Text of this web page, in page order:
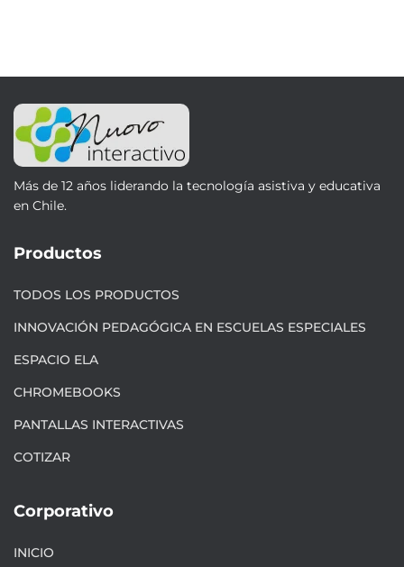
Más de 12 años liderando la tecnología asistiva y educativa
en Chile.
Productos
TODOS LOS PRODUCTOS
INNOVACIÓN PEDAGÓGICA EN ESCUELAS ESPECIALES
ESPACIO ELA
CHROMEBOOKS
PANTALLAS INTERACTIVAS
COTIZAR
Corporativo
INICIO